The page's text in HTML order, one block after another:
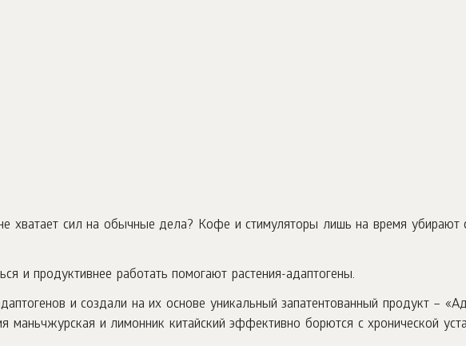
не хватает сил на обычные дела? Кофе и стимуляторы лишь на время
и продуктивнее работать помогают растения-адаптогены.
и создали на их основе уникальный запатентованный продукт –
маньчжурская и лимонник китайский эффективно борются с хронической